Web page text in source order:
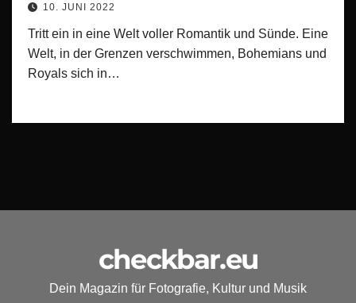
10. JUNI 2022
Tritt ein in eine Welt voller Romantik und Sünde. Eine
Welt, in der Grenzen verschwimmen, Bohemians und
Royals sich in…
checkbar.eu
Dein Magazin für Fotografie, Kultur und Musik